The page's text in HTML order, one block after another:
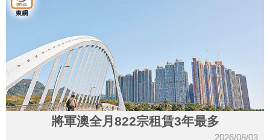
將軍澳全月822宗租賃3年最多
2026/08/03